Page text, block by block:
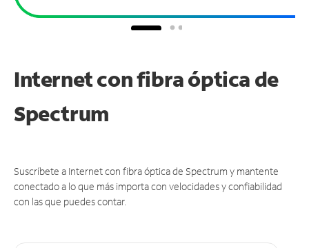
Internet con fibra óptica de
Spectrum
Suscríbete a Internet con fibra óptica de Spectrum y mantente
conectado a lo que más importa con velocidades y confiabilidad
con las que puedes contar.